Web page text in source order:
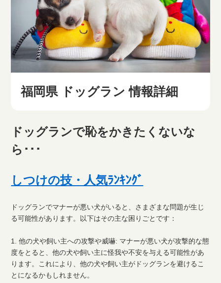
福岡県 ドッグラン 情報詳細
ドッグランで恥をかきたくないな
ら･･･
しつけの技・人気ﾗﾝｷﾝｸﾞ
ドッグランでマナーが悪い犬がいると、さまざまな問題が生じ
る可能性があります。以下はその主な困りごとです：
1. 他の犬や飼い主への攻撃や威嚇: マナーが悪い犬が攻撃的な態
度をとると、他の犬や飼い主に怪我や不安を与える可能性があ
ります。これにより、他の犬や飼い主がドッグランを避けるこ
とになるかもしれません。